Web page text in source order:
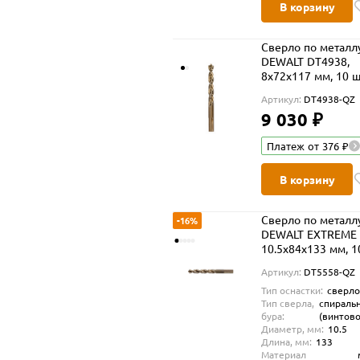
В корзину
Сверло по
DEWALT DT4938,
8x72x117 мм, 10
Артикул: DT4938-QZ
9 030 ₽
Платеж от 376 ₽
В корзину
-16%
Сверло по
DEWALT EXTREME
10.5x84x133 мм,
Артикул: DT5558-QZ
Тип оснастки: сверло
Тип сверла,
бура:
Диаметр, мм: 10.5
Длина, мм: 133
Материал